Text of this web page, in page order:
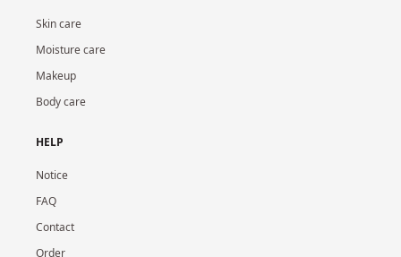
Skin care
Moisture care
Makeup
Body care
HELP
Notice
FAQ
Contact
Order